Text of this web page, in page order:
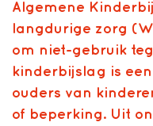
Algemene
langdurige zorg
om niet-gebruik
kinderbijslag is
ouders van
of beperking. Uit